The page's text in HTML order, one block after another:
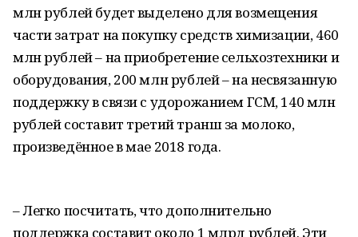
млн рублей будет выделено для возмещения
части затрат на покупку средств химизации, 460
млн рублей – на приобретение сельхозтехники и
оборудования, 200 млн рублей – на несвязанную
поддержку в связи с удорожанием ГСМ, 140 млн
рублей составит третий транш за молоко,
произведённое в мае 2018 года.
– Легко посчитать, что дополнительно
поддержка составит около 1 млрд рублей. Эти